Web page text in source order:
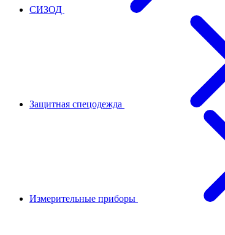
СИЗОД
Защитная спецодежда
Измерительные приборы